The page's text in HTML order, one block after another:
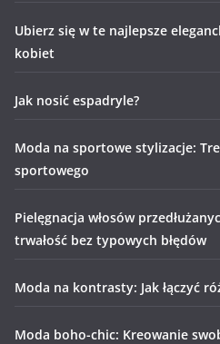
Ubierz się w te najlepsze
kobiet
Jak nosić espadryle?
Moda na sportowe stylizacje:
sportowego
Pielęgnacja włosów
trwałość bez typowych błędów
Moda na kontrasty: Jak łączyć
Moda boho-chic: Kreowanie